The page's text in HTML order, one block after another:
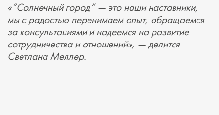
«”Солнечный город” — это наши наставники,
мы с радостью перенимаем опыт, обращаемся
за консультациями и надеемся на развитие
сотрудничества и отношений», — делится
Светлана Меллер.